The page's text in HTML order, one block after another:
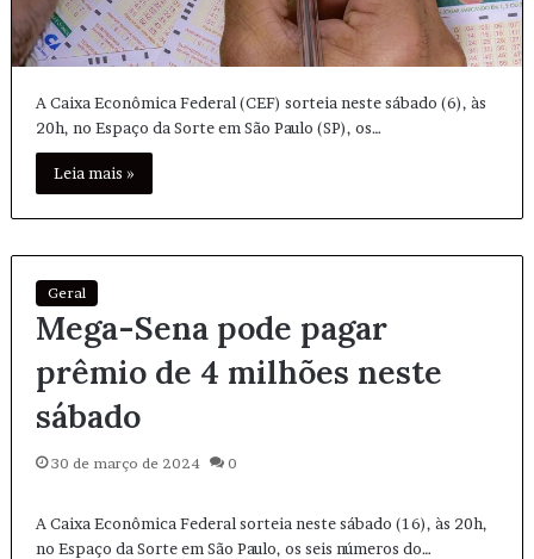
A Caixa Econômica Federal (CEF) sorteia neste sábado (6), às
20h, no Espaço da Sorte em São Paulo (SP), os…
Leia mais »
Geral
Mega-Sena pode pagar
prêmio de 4 milhões neste
sábado
30 de março de 2024 0
A Caixa Econômica Federal sorteia neste sábado (16), às 20h,
no Espaço da Sorte em São Paulo, os seis números do…